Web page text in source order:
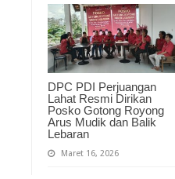
DPC PDI Perjuangan
Lahat Resmi Dirikan
Posko Gotong Royong
Arus Mudik dan Balik
Lebaran
Maret 16, 2026